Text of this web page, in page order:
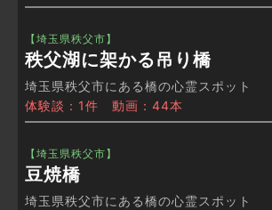
【埼玉県秩父市】
秩父湖に架かる吊り橋
埼玉県秩父市にある橋の心霊スポット
体験談：1件 動画：44本
【埼玉県秩父市】
豆焼橋
埼玉県秩父市にある橋の心霊スポット